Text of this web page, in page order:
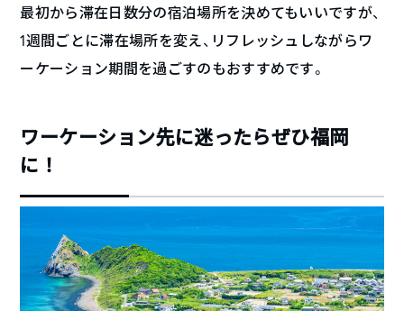
最初から滞在日数分の宿泊場所を決めてもいいですが、
1週間ごとに滞在場所を変え、リフレッシュしながらワ
ーケーション期間を過ごすのもおすすめです。
ワーケーション先に迷ったらぜひ福岡
に！